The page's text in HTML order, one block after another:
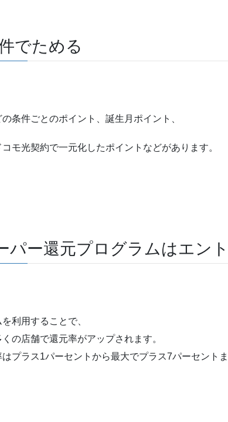
でためる
条件ごとのポイント、誕生月ポイント、
モ光契約で一元化したポイントなどがあります。
パー還元プログラムはエン
利用することで、
の店舗で還元率がアップされます。
プラス1パーセントから最大でプラス7パーセントま